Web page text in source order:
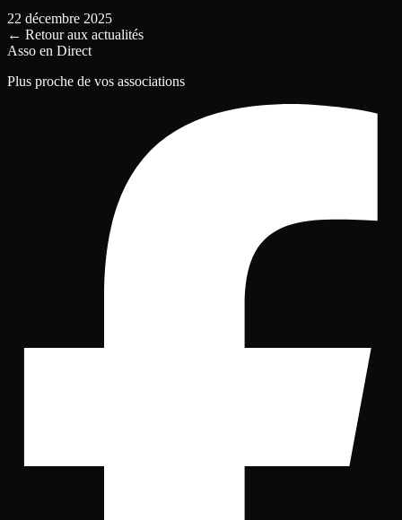
22 décembre 2025
← Retour aux actualités
Asso en Direct
Plus proche de vos associations